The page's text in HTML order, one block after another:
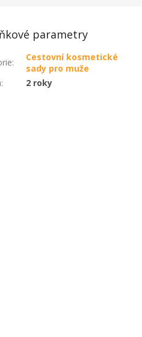
parametry
:
Cestovní kosmetické
sady pro muže
: 2 roky